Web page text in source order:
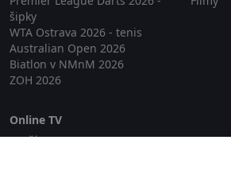
šipky
WTA Ostrava 2026 - tenis
Australian Open 2026
Biatlon v NMnM 2026
ZOH 2026
Online TV
Lepší.TV